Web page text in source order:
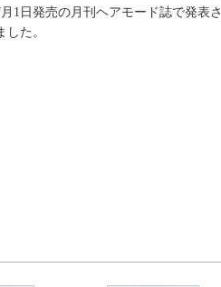
1日発売の月刊ヘアモード誌で発表さ
た。